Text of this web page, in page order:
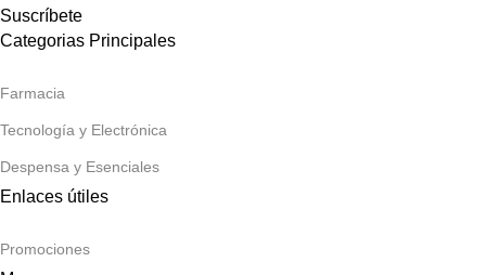
Suscríbete
Categorias Principales
Farmacia
Tecnología y Electrónica
Despensa y Esenciales
Enlaces útiles
Promociones